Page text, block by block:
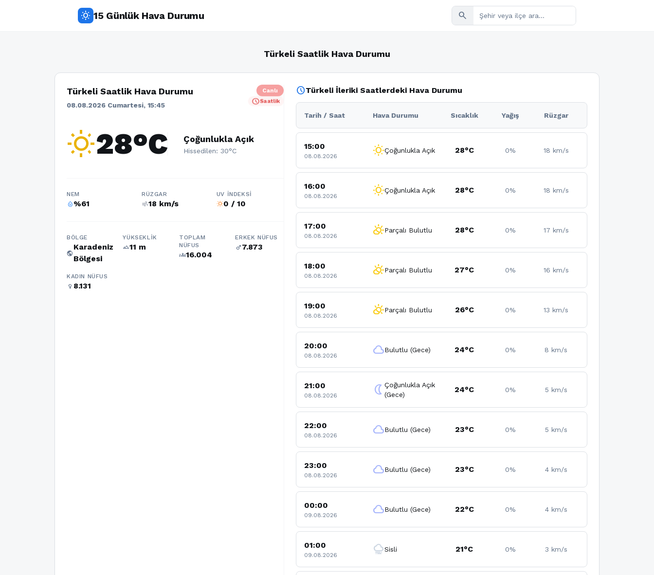
wb_sunny 15 Günlük Hava Durumu search
Türkeli Saatlik Hava Durumu
Türkeli Saatlik Hava Durumu
08.08.2026 Cumartesi, 15:45
Canlı
scheduleSaatlik
wb_sunny28°C Çoğunlukla Açık
Hissedilen: 30°C
NEM
humidity_percentage%61
RÜZGAR
air18 km/s
UV İNDEKSI
wb_sunny0 / 10
BÖLGE
public
Karadeniz
Bölgesi
YÜKSEKLIK
terrain11 m
TOPLAM
NÜFUS
groups16.004
ERKEK NÜFUS
male7.873
KADIN NÜFUS
female 8.131
scheduleTürkeli İleriki Saatlerdeki Hava Durumu
Tarih / Saat Hava Durumu Sıcaklık Yağış Rüzgar
15:00
08.08.2026 wb_sunnyÇoğunlukla Açık 28°C 0% 18 km/s
16:00
08.08.2026 wb_sunnyÇoğunlukla Açık 28°C 0% 18 km/s
17:00
08.08.2026 partly_cloudy_dayParçalı Bulutlu 28°C 0% 17 km/s
18:00
08.08.2026 partly_cloudy_dayParçalı Bulutlu 27°C 0% 16 km/s
19:00
08.08.2026 partly_cloudy_dayParçalı Bulutlu 26°C 0% 13 km/s
20:00
08.08.2026 cloudBulutlu (Gece) 24°C 0% 8 km/s
21:00
08.08.2026 nightlightÇoğunlukla Açık
(Gece)
24°C 0% 5 km/s
22:00
08.08.2026 cloudBulutlu (Gece) 23°C 0% 5 km/s
23:00
08.08.2026 cloudBulutlu (Gece) 23°C 0% 4 km/s
00:00
09.08.2026 cloudBulutlu (Gece) 22°C 0% 4 km/s
01:00
09.08.2026 foggySisli 21°C 0% 3 km/s